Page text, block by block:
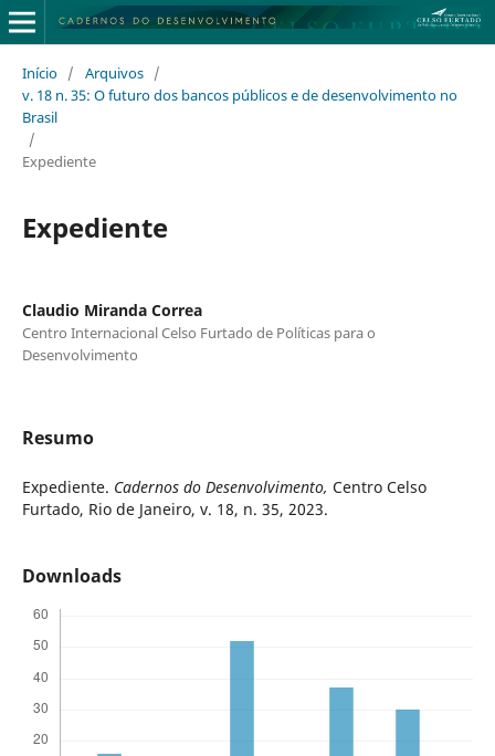
Início / Arquivos /
v. 18 n. 35: O futuro dos bancos públicos e de desenvolvimento no
Brasil
/
Expediente
Expediente
Claudio Miranda Correa
Centro Internacional Celso Furtado de Políticas para o
Desenvolvimento
Resumo
Expediente. Cadernos do Desenvolvimento, Centro Celso
Furtado, Rio de Janeiro, v. 18, n. 35, 2023.
Downloads